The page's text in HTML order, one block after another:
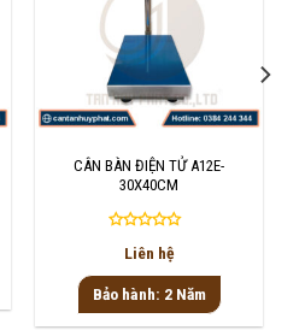
CÂN BÀN ĐIỆN TỬ A12E-
30X40CM
Được
hạng
0
5
Liên hệ
Bảo hành: 2 Năm